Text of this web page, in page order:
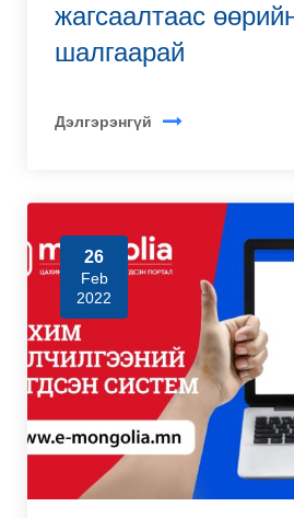
жагсаалтаас
шалгаарай
Дэлгэрэнгүй
26
Feb
2022